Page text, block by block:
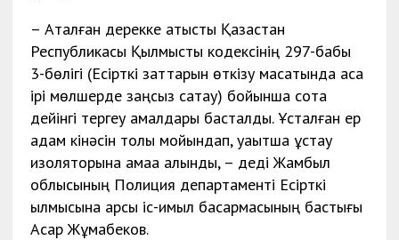
– Аталған дерекке қатысты Қазақстан
Республикасы Қылмыстық кодексінің 297-бабы
3-бөлігі (Есірткі заттарын өткізу мақсатында аса
ірі мөлшерде заңсыз сақтау) бойынша сотқа
дейінгі тергеу амалдары басталды. Ұсталған ер
адам кінәсін толық мойындап, уақытша ұстау
изоляторына қамаққа алынды, – деді Жамбыл
облысының Полиция департаменті Есірткі
қылмысына қарсы іс-қимыл басқармасының бастығы
Асқар Жұмабеков.